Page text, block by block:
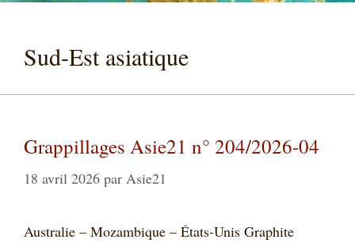
Sud-Est asiatique
Grappillages Asie21 n° 204/2026-04
18 avril 2026 par Asie21
Australie – Mozambique – États-Unis Graphite